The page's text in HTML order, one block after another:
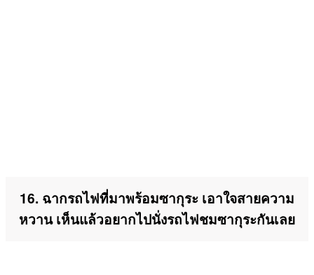
16. ฉากรถไฟที่มาพร้อมซากุระ เอาใจสายความ
หวาน เห็นแล้วอยากไปนั่งรถไฟชมซากุระกันเลย